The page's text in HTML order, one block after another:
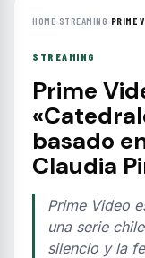
HOME› STREAMING› PRIME
STREAMING
Prime
basado
Claudia
Prime Video
una serie
silencio y la